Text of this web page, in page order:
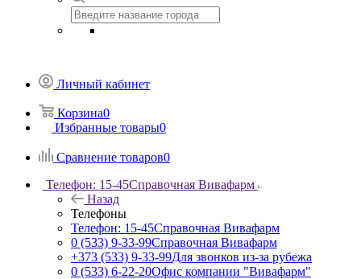
Личный кабинет
Корзина0
Избранные товары0
Сравнение товаров0
Телефон: 15-45Справочная Вивафарм
Назад
Телефоны
Телефон: 15-45Справочная Вивафарм
0 (533) 9-33-99Справочная Вивафарм
+373 (533) 9-33-99Для звонков из-за рубежа
0 (533) 6-22-20Офис компании "Вивафарм"